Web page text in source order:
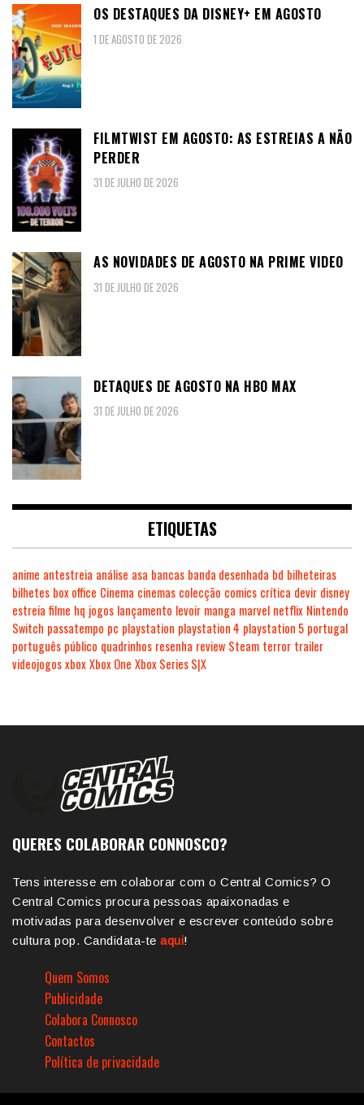
OS DESTAQUES DA DISNEY+ EM AGOSTO
1 DE AGOSTO DE 2026
FILMTWIST EM AGOSTO: AS ESTREIAS A NÃO
PERDER
31 DE JULHO DE 2026
AS NOVIDADES DE AGOSTO NA PRIME VIDEO
31 DE JULHO DE 2026
DETAQUES DE AGOSTO NA HBO MAX
31 DE JULHO DE 2026
ETIQUETAS
anime antestreia análise asa bancas banda desenhada bd bilheteiras
bilhetes box office Cinema cinemas colecção comics crítica devir disney
estreia filme hq jogos lançamento levoir manga marvel netflix Nintendo
Switch passatempo pc playstation playstation 4 playstation 5 portugal
português público quadrinhos resenha review Steam terror trailer
videojogosxboxXbox One Xbox Series S|X
QUERES COLABORAR CONNOSCO?
Tens interesse em colaborar com o Central Comics? O
Central Comics procura pessoas apaixonadas e
motivadas para desenvolver e escrever conteúdo sobre
cultura pop. Candidata-te aqui!
Quem Somos
Publicidade
Colabora Connosco
Contactos
Política de privacidade